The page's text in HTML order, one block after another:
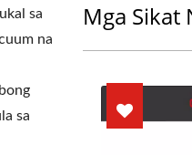
sa
na
sa
Mga Sikat